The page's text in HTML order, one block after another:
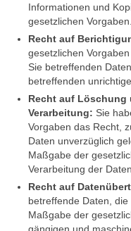
Informationen und
gesetzlichen Vorgaben.
Recht auf
gesetzlichen
Sie betreffenden
betreffenden
Recht auf Löschung
Verarbeitung: Sie
Vorgaben das Recht,
Daten unverzüglich
Maßgabe der
Verarbeitung der
Recht auf
betreffende Daten,
Maßgabe der